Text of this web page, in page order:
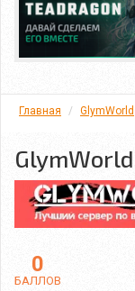
Главная GlymWorld
GlymWorld
0
БАЛЛОВ